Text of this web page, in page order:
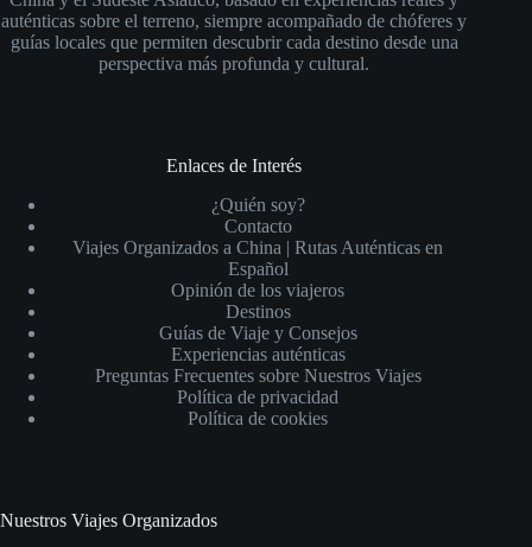
auténticas sobre el terreno, siempre acompañado de chóferes y
guías locales que permiten descubrir cada destino desde una
perspectiva más profunda y cultural.
Enlaces de Interés
¿Quién soy?
Contacto
Viajes Organizados a China | Rutas Auténticas en
Español
Opinión de los viajeros
Destinos
Guías de Viaje y Consejos
Experiencias auténticas
Preguntas Frecuentes sobre Nuestros Viajes
Política de privacidad
Política de cookies
Nuestros Viajes Organizados